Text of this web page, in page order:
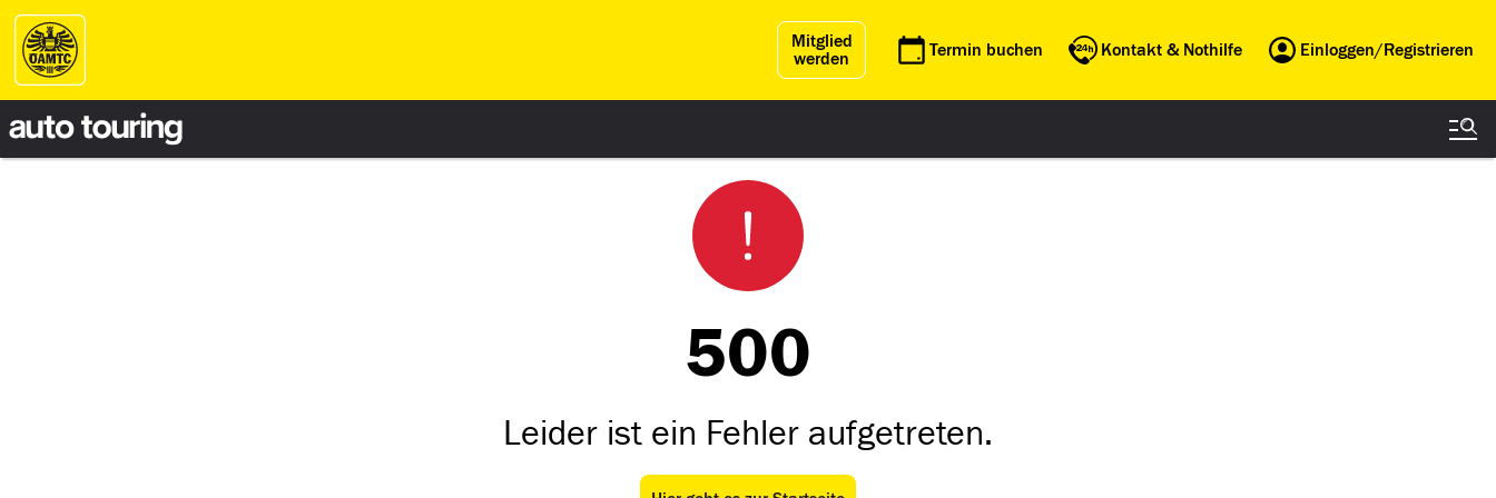
Mitglied
werden
Termin buchen Kontakt & Nothilfe Einloggen/Registrieren
500
Leider ist ein Fehler aufgetreten.